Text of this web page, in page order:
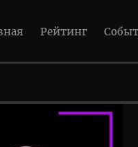
Рейтинг